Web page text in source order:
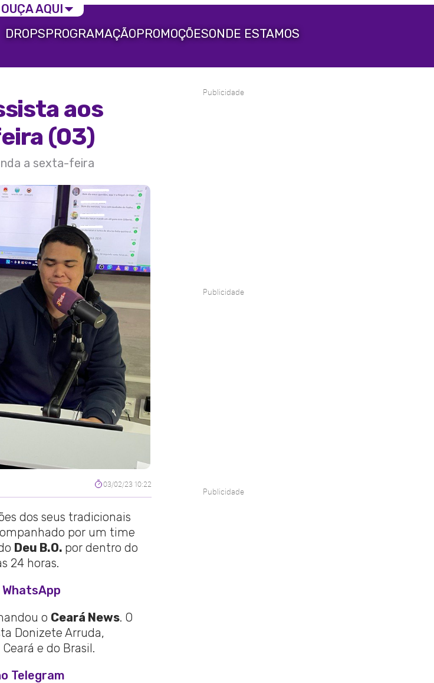
DROPSPROGRAMAÇÃOPROMOÇÕESONDE ESTAMOS
aos
(03)
a sexta-feira
03/02/23 10:22
dos seus tradicionais
por um time
Deu B.O. por dentro do
24 horas.
o Ceará News. O
Donizete Arruda,
e do Brasil.
Telegram
Publicidade
Publicidade
Publicidade
OUÇA AQUI